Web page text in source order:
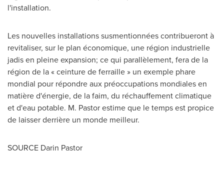
l'installation.
Les nouvelles installations susmentionnées contribueront à
revitaliser, sur le plan économique, une région industrielle
jadis en pleine expansion; ce qui parallèlement, fera de la
région de la « ceinture de ferraille » un exemple phare
mondial pour répondre aux préoccupations mondiales en
matière d'énergie, de la faim, du réchauffement climatique
et d'eau potable. M. Pastor estime que le temps est propice
de laisser derrière un monde meilleur.
SOURCE Darin Pastor